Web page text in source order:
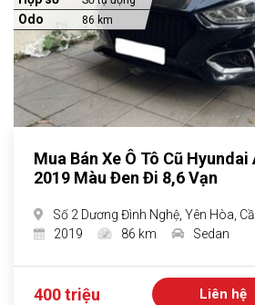
Odo 86 km
Mua Bán Xe Ô Tô Cũ
2019 Màu Đen Đi 8,6 Vạn
Số 2 Dương Đình Nghệ, Yên Hòa,
2019
86 km Sedan
400 triệu Liên hệ